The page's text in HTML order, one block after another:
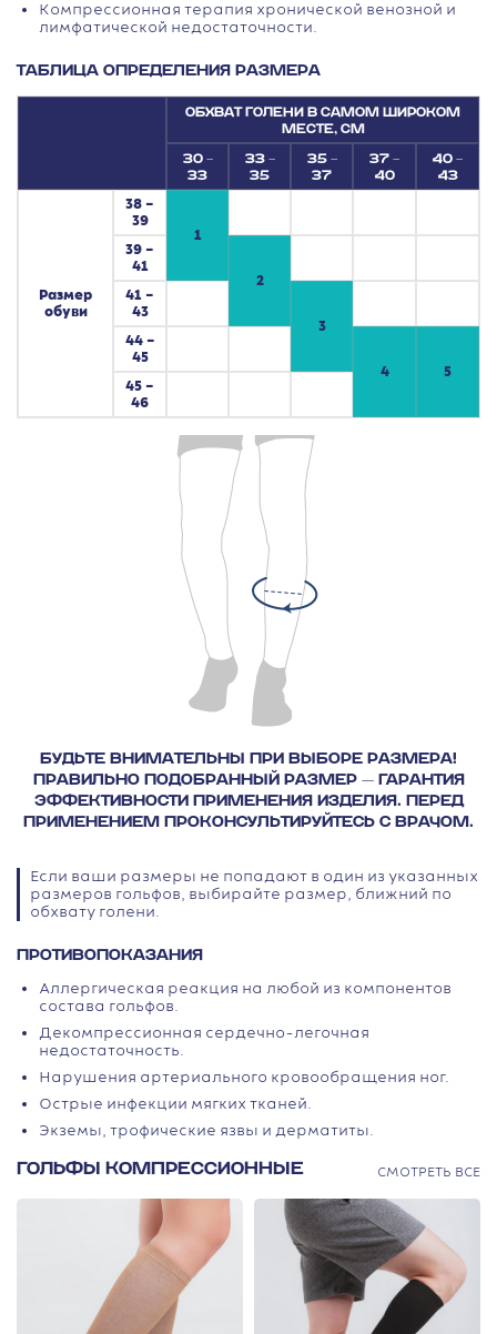
Компрессионная терапия хронической венозной и
лимфатической недостаточности.
ТАБЛИЦА ОПРЕДЕЛЕНИЯ РАЗМЕРА
ОБХВАТ ГОЛЕНИ В САМОМ ШИРОКОМ
МЕСТЕ, СМ
30 –
33
33 –
35
35 –
37
37 –
40
40 –
43
Размер
обуви
38 –
39
1
39 –
41
2
41 –
43
3
44 –
45
4
5
45 –
46
БУДЬТЕ ВНИМАТЕЛЬНЫ ПРИ ВЫБОРЕ РАЗМЕРА!
ПРАВИЛЬНО ПОДОБРАННЫЙ РАЗМЕР — ГАРАНТИЯ
ЭФФЕКТИВНОСТИ ПРИМЕНЕНИЯ ИЗДЕЛИЯ. ПЕРЕД
ПРИМЕНЕНИЕМ ПРОКОНСУЛЬТИРУЙТЕСЬ С ВРАЧОМ.
Если ваши размеры не попадают в один из указанных
размеров гольфов, выбирайте размер, ближний по
обхвату голени.
ПРОТИВОПОКАЗАНИЯ
Аллергическая реакция на любой из компонентов
состава гольфов.
Декомпрессионная сердечно-легочная
недостаточность.
Нарушения артериального кровообращения ног.
Острые инфекции мягких тканей.
Экземы, трофические язвы и дерматиты.
ГОЛЬФЫ КОМПРЕССИОННЫЕ СМОТРЕТЬ ВСЕ